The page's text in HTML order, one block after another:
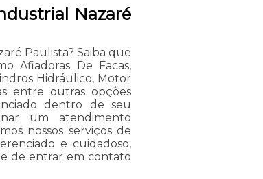
Nazaré
Paulista? Saiba que
Afiadoras De Facas,
Hidráulico, Motor
entre outras opções
dentro de seu
um atendimento
nossos serviços de
e cuidadoso,
de entrar em contato